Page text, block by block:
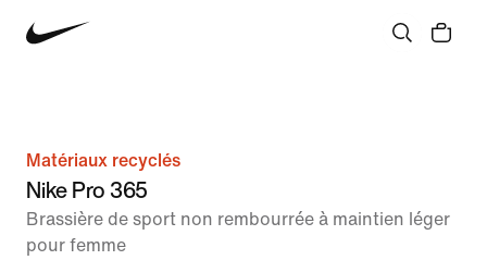
Matériaux recyclés
Nike Pro 365
Brassière de sport non rembourrée à maintien léger
pour femme